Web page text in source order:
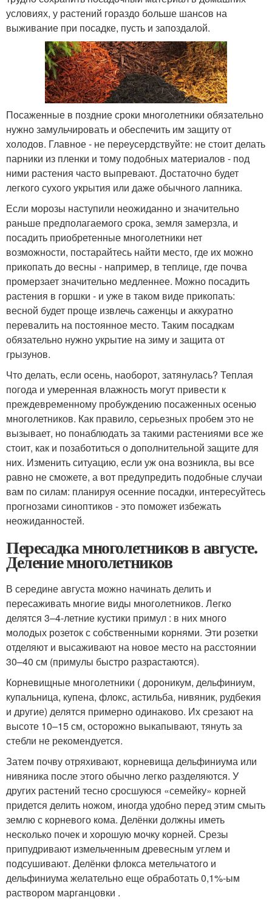
условиях, у растений гораздо больше шансов на
выживание при посадке, пусть и запоздалой.
Посаженные в поздние сроки многолетники обязательно
нужно замульчировать и обеспечить им защиту от
холодов. Главное - не переусердствуйте: не стоит делать
парники из пленки и тому подобных материалов - под
ними растения часто выпревают. Достаточно будет
легкого сухого укрытия или даже обычного лапника.
Если морозы наступили неожиданно и значительно
раньше предполагаемого срока, земля замерзла, и
посадить приобретенные многолетники нет
возможности, постарайтесь найти место, где их можно
прикопать до весны - например, в теплице, где почва
промерзает значительно медленнее. Можно посадить
растения в горшки - и уже в таком виде прикопать:
весной будет проще извлечь саженцы и аккуратно
перевалить на постоянное место. Таким посадкам
обязательно нужно укрытие на зиму и защита от
грызунов.
Что делать, если осень, наоборот, затянулась? Теплая
погода и умеренная влажность могут привести к
преждевременному пробуждению посаженных осенью
многолетников. Как правило, серьезных пробем это не
вызывает, но понаблюдать за такими растениями все же
стоит, как и позаботиться о дополнительной защите для
них. Изменить ситуацию, если уж она возникла, вы все
равно не сможете, а вот предупредить подобные случаи
вам по силам: планируя осенние посадки, интересуйтесь
прогнозами синоптиков - это поможет избежать
неожиданностей.
Пересадка многолетников в августе.
Деление многолетников
В середине августа можно начинать делить и
пересаживать многие виды многолетников. Легко
делятся 3–4-летние кустики примул : в них много
молодых розеток с собственными корнями. Эти розетки
отделяют и высаживают на новое место на рас­стоянии
30–40 см (примулы быстро разрастаются).
Корневищные многолетники ( дороникум, дельфиниум,
купальница, купена, флокс, астильба, нивяник, рудбекия
и другие) делятся примерно одинаково. Их срезают на
высоте 10–15 см, осторожно выкапывают, тянуть за
стебли не рекомендуется.
Затем почву отряхивают, корневища дельфиниума или
нивяника после этого обычно легко разделяются. У
других растений тесно сросшуюся «семейку» корней
придется делить ножом, иногда удобно перед этим смыть
землю с корневого кома. Делёнки должны иметь
несколько почек и хорошую мочку корней. Срезы
припудривают измельченным древесным углем и
подсушивают. Делёнки флокса метельчатого и
дельфиниума желательно еще обработать 0,1%-ым
раствором марганцовки .